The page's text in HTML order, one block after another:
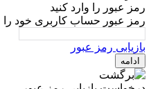
رمز عبور را وارد کنید
رمز عبور حساب کاربری خود را
بازیابی رمز عبور
ادامه